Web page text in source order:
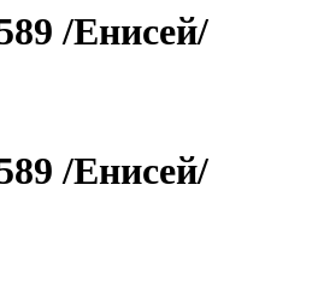
/Енисей/
/Енисей/